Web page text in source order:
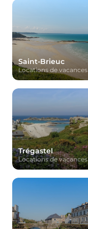
Saint-Brieuc
Locations de vacances
Trégastel
Locations de vacances